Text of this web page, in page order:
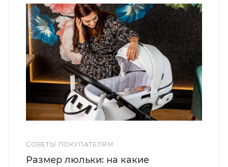
СОВЕТЫ ПОКУПАТЕЛЯМ
Размер люльки: на какие